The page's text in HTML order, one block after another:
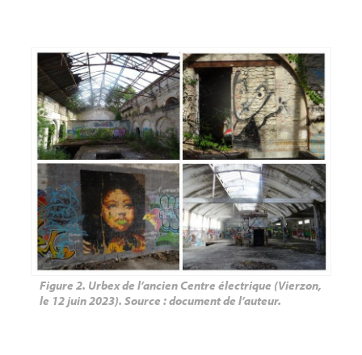
Figure 2. Urbex de l’ancien Centre électrique (Vierzon,
le 12 juin 2023). Source : document de l’auteur.